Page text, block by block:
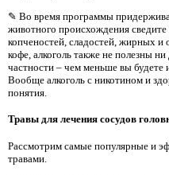
✎ Во время программы
животного происхождения
копченостей, сладостей, жирных
кофе, алкоголь также не полезны
частности – чем меньше вы будете
Вообще алкоголь с никотином и
понятия.
Травы для лечения сосудов
Рассмотрим самые популярные и
травами.